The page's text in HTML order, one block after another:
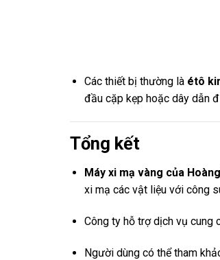
Các thiết bị thường là étô
đầu cặp kẹp hoặc dây dẫn
Tổng kết
Máy xi mạ vàng của
xi mạ các vật liệu với công
Công ty hỗ trợ dịch vụ cung
Người dùng có thể tham